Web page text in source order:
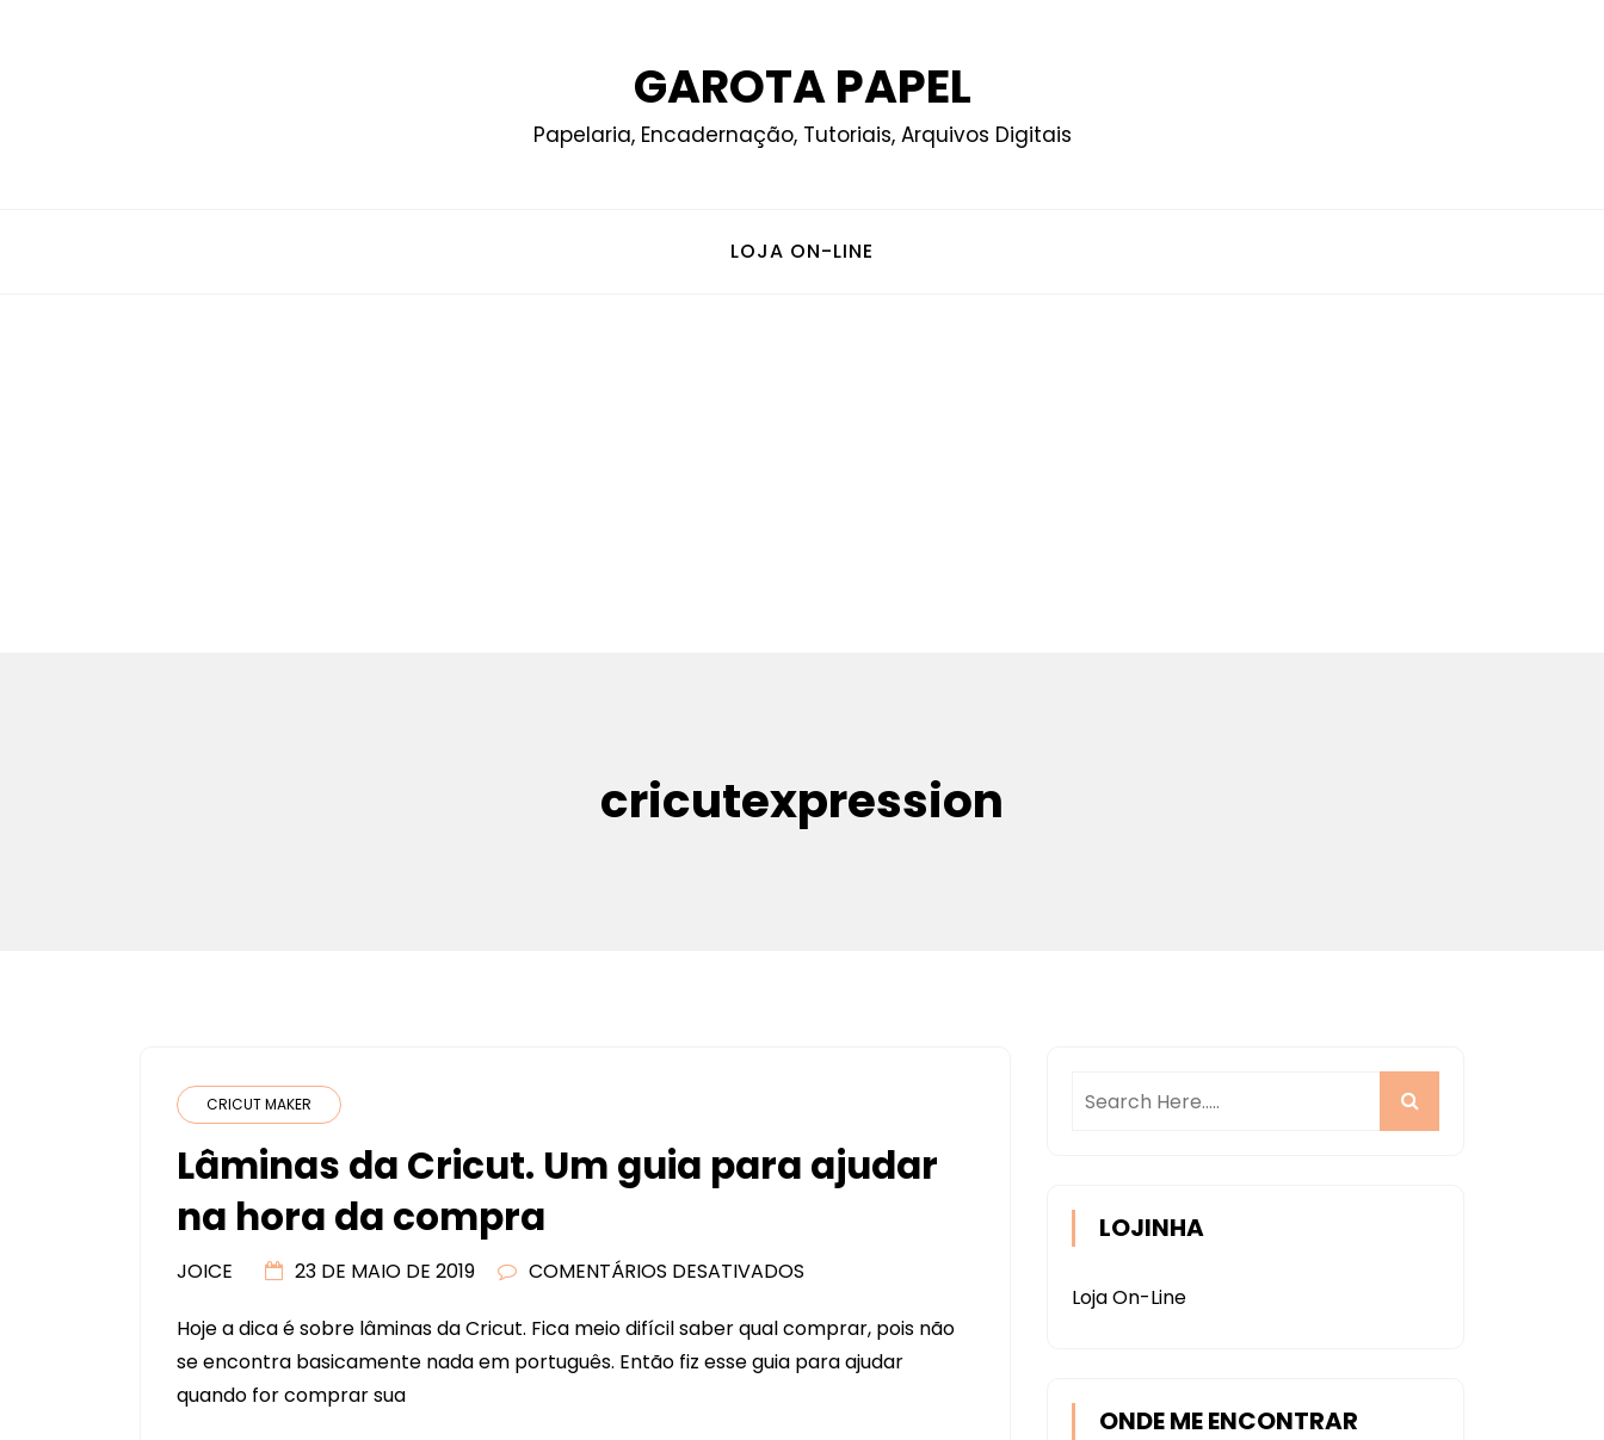
GAROTA PAPEL
Papelaria, Encadernação, Tutoriais, Arquivos Digitais
LOJA ON-LINE
cricutexpression
CRICUT MAKER
Lâminas da Cricut. Um guia para ajudar
na hora da compra
JOICE 23 DE MAIO DE 2019 COMENTÁRIOS DESATIVADOS
DA
CRICUT.
Hoje a dica é sobre lâminas da Cricut. Fica meio difícil saber qual comprar, pois não
se encontra basicamente nada em português. Então fiz esse guia para ajudar
quando for comprar sua
LOJINHA
Loja On-Line
ONDE ME ENCONTRAR